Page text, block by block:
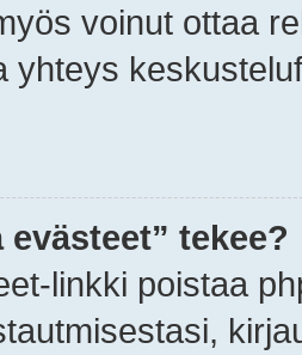
voinut ottaa
yhteys
evästeet” tekee?
linkki poistaa